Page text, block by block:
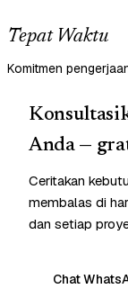
Tepat Waktu
Komitmen
Anda —
Ceritakan
membalas di
dan setiap
Chat